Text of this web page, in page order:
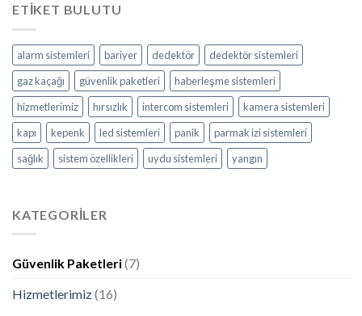
ETIKET BULUTU
alarm sistemleri bariyer dedektör
dedektör sistemleri
gaz kaçağı
güvenlik paketleri
haberleşme sistemleri
hizmetlerimiz
hırsızlık intercom sistemleri
kamera sistemleri
kapı
kepenk led sistemleri panik
parmak izi sistemleri
sağlık
sistem özellikleri uydu sistemleri yangın
KATEGORILER
Güvenlik Paketleri(7)
Hizmetlerimiz(16)